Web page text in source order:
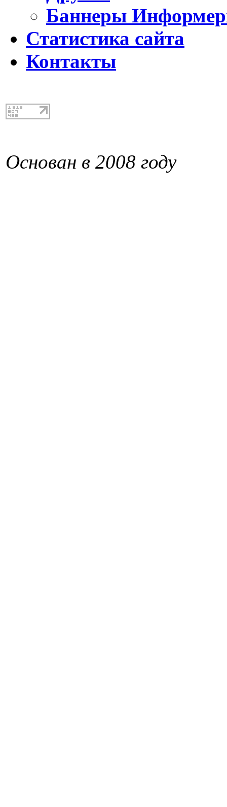
Баннеры
Статистика сайта
Контакты
Основан в 2008 году